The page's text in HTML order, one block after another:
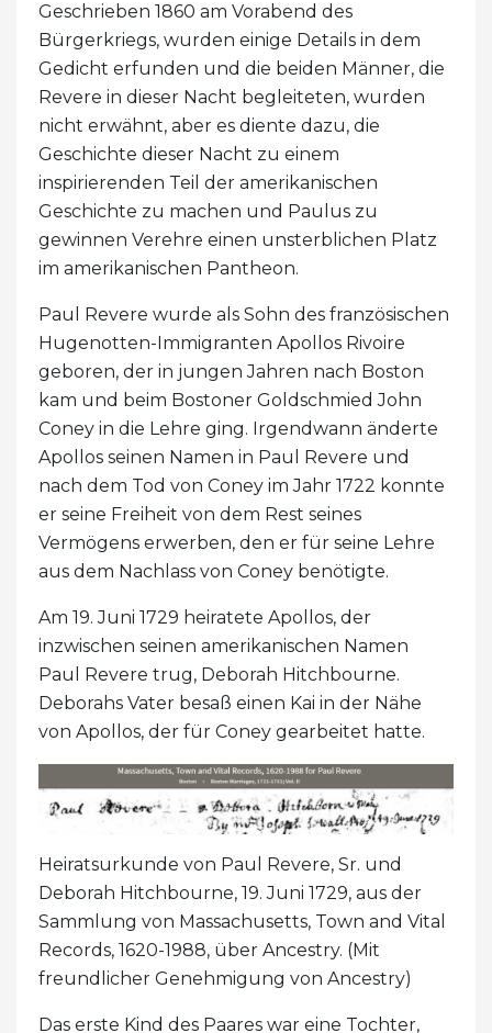
Geschrieben 1860 am Vorabend des
Bürgerkriegs, wurden einige Details in dem
Gedicht erfunden und die beiden Männer, die
Revere in dieser Nacht begleiteten, wurden
nicht erwähnt, aber es diente dazu, die
Geschichte dieser Nacht zu einem
inspirierenden Teil der amerikanischen
Geschichte zu machen und Paulus zu
gewinnen Verehre einen unsterblichen Platz
im amerikanischen Pantheon.
Paul Revere wurde als Sohn des französischen
Hugenotten-Immigranten Apollos Rivoire
geboren, der in jungen Jahren nach Boston
kam und beim Bostoner Goldschmied John
Coney in die Lehre ging. Irgendwann änderte
Apollos seinen Namen in Paul Revere und
nach dem Tod von Coney im Jahr 1722 konnte
er seine Freiheit von dem Rest seines
Vermögens erwerben, den er für seine Lehre
aus dem Nachlass von Coney benötigte.
Am 19. Juni 1729 heiratete Apollos, der
inzwischen seinen amerikanischen Namen
Paul Revere trug, Deborah Hitchbourne.
Deborahs Vater besaß einen Kai in der Nähe
von Apollos, der für Coney gearbeitet hatte.
Heiratsurkunde von Paul Revere, Sr. und
Deborah Hitchbourne, 19. Juni 1729, aus der
Sammlung von Massachusetts, Town and Vital
Records, 1620-1988, über Ancestry. (Mit
freundlicher Genehmigung von Ancestry)
Das erste Kind des Paares war eine Tochter,